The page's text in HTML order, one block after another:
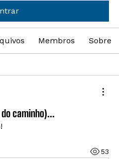
Membros Sobre
caminho)...
53